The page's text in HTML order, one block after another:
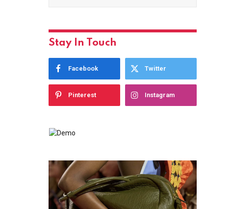
Stay In Touch
Facebook Twitter
Pinterest Instagram